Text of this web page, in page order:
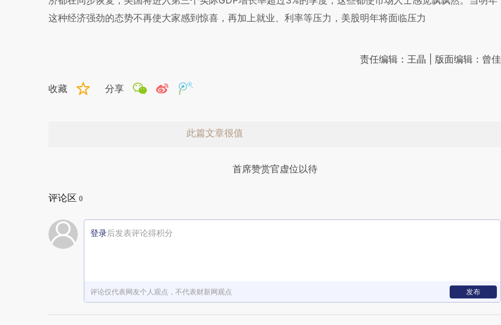
这种经济强劲的态势不再使大家感到惊喜，再加上就业、利率等压力，美股明年将面临压力
责任编辑：王晶 | 版面编辑：曾佳
收藏 分享
此篇文章很值
首席赞赏官虚位以待
评论区 0
登录后发表评论得积分
评论仅代表网友个人观点，不代表财新网观点 发布